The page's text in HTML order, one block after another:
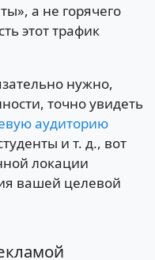
а не горячего
этот трафик
нужно,
точно увидеть
аудиторию
и т. д., вот
локации
вашей целевой